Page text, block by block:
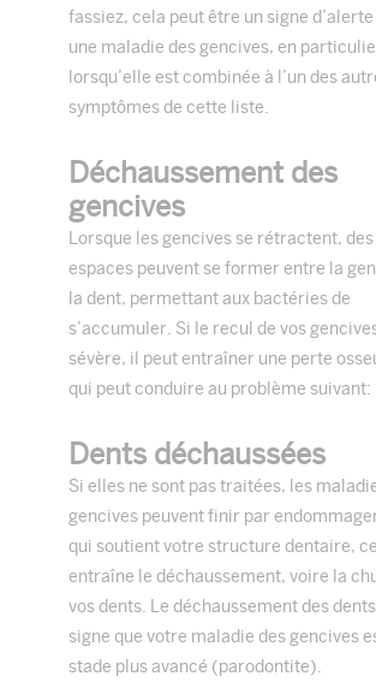
fassiez, cela peut être un signe
une maladie des gencives, en
lorsqu’elle est combinée à l’un des
symptômes de cette liste.
Déchaussement des
gencives
Lorsque les gencives se rétractent, des
espaces peuvent se former entre la
la dent, permettant aux bactéries de
s’accumuler. Si le recul de vos
sévère, il peut entraîner une perte
qui peut conduire au problème suivant:
Dents déchaussées
Si elles ne sont pas traitées, les
gencives peuvent finir par
qui soutient votre structure dentaire,
entraîne le déchaussement, voire la
vos dents. Le déchaussement des
signe que votre maladie des gencives
stade plus avancé (parodontite).